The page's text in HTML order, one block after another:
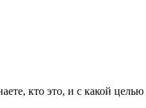
кто это, и с какой